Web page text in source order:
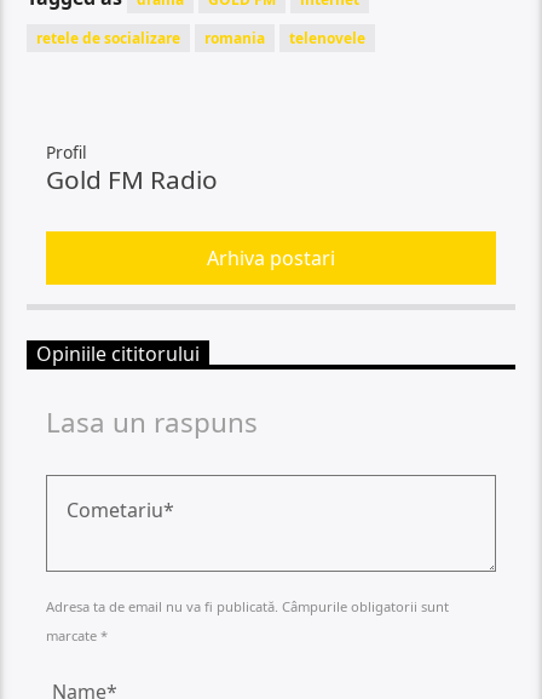
retele de socializare
romania telenovele
Profil
Gold FM Radio
Arhiva postari
Opiniile cititorului
Lasa un raspuns
Adresa ta de email nu va fi publicată. Câmpurile obligatorii sunt
marcate *